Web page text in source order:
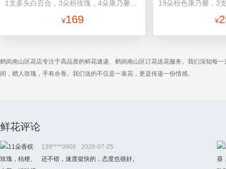
¥169 ¥
鹤岗南山区花店专注于高品质的鲜花速递、鹤岗南山区订花送花服务。我们深知每
间，赠人玫瑰，手有余香。我们送的不仅是一束花，更是传递一份情感。
鲜花评论
139****0906
2026-07-25
还不错，速度挺快的，态度也很好。